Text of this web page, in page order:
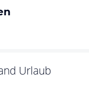
Urlaub